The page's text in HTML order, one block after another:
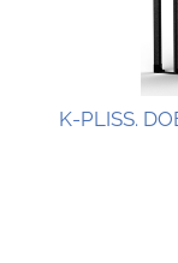
K-PLISS.